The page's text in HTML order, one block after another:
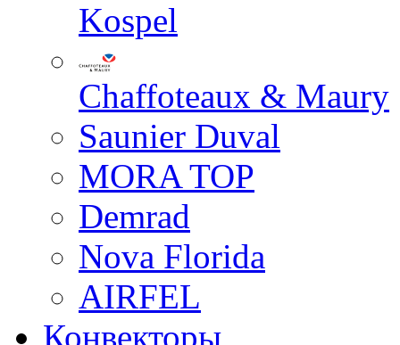
Kospel
Chaffoteaux & Maury
Saunier Duval
MORA TOP
Demrad
Nova Florida
AIRFEL
Конвекторы